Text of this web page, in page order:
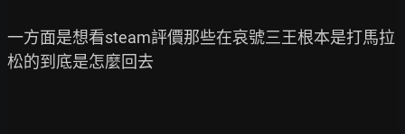
一方面是想看steam評價那些在哀號三王根本是打馬拉
松的到底是怎麼回去